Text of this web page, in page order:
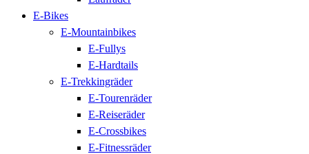
E-Bikes
E-Mountainbikes
E-Fullys
E-Hardtails
E-Trekkingräder
E-Tourenräder
E-Reiseräder
E-Crossbikes
E-Fitnessräder